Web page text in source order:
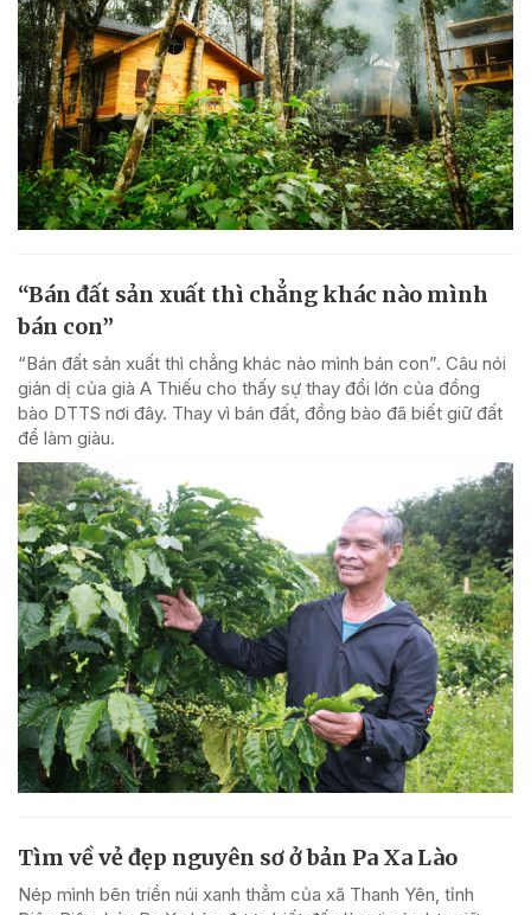
“Bán đất sản xuất thì chẳng khác nào mình
bán con”
“Bán đất sản xuất thì chẳng khác nào mình bán con”. Câu nói
giản dị của già A Thiếu cho thấy sự thay đổi lớn của đồng
bào DTTS nơi đây. Thay vì bán đất, đồng bào đã biết giữ đất
để làm giàu.
Tìm về vẻ đẹp nguyên sơ ở bản Pa Xa Lào
Nép mình bên triền núi xanh thẳm của xã Thanh Yên, tỉnh